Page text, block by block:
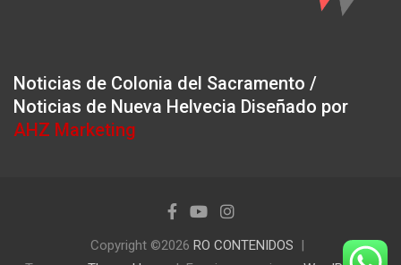
Noticias de Colonia del Sacramento /
Noticias de Nueva Helvecia Diseñado por
AHZ Marketing
Copyright ©2026 RO CONTENIDOS